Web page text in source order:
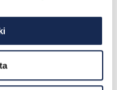
sähköntuotannon
siitä
sinne eri
ja
sekä